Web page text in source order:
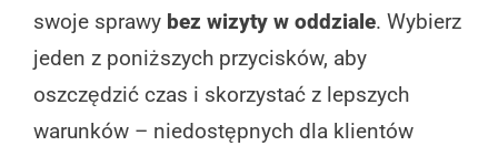
swoje sprawy bez wizyty w oddziale. Wybierz
jeden z poniższych przycisków, aby
oszczędzić czas i skorzystać z lepszych
warunków – niedostępnych dla klientów